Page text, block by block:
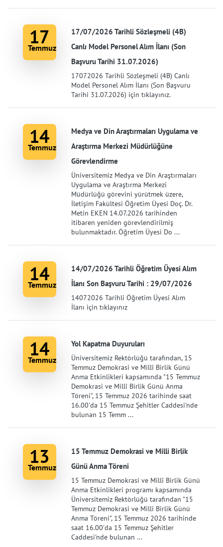
17
Temmuz
17/07/2026 Tarihli Sözleşmeli (4B)
Canlı Model Personel Alım İlanı (Son
Başvuru Tarihi 31.07.2026)
17072026 Tarihli Sözleşmeli (4B) Canlı
Model Personel Alım İlanı (Son Başvuru
Tarihi 31.07.2026) için tıklayınız.
14
Temmuz
Medya ve Din Araştırmaları Uygulama ve
Araştırma Merkezi Müdürlüğüne
Görevlendirme
Üniversitemiz Medya ve Din Araştırmaları
Uygulama ve Araştırma Merkezi
Müdürlüğü görevini yürütmek üzere,
İletişim Fakültesi Öğretim Üyesi Doç. Dr.
Metin EKEN 14.07.2026 tarihinden
itibaren yeniden görevlendirilmiş
bulunmaktadır. Öğretim Üyesi Do ...
14
Temmuz
14/07/2026 Tarihli Öğretim Üyesi Alım
İlanı Son Başvuru Tarihi : 29/07/2026
14072026 Tarihli Öğretim Üyesi Alım
İlanı için tıklayınız
14
Temmuz
Yol Kapatma Duyuruları
Üniversitemiz Rektörlüğü tarafından, 15
Temmuz Demokrasi ve Millî Birlik Günü
Anma Etkinlikleri kapsamında "15 Temmuz
Demokrasi ve Millî Birlik Günü Anma
Töreni", 15 Temmuz 2026 tarihinde saat
16.00'da 15 Temmuz Şehitler Caddesi'nde
bulunan 15 Temm ...
13
Temmuz
15 Temmuz Demokrasi ve Milli Birlik
Günü Anma Töreni
15 Temmuz Demokrasi ve Millî Birlik Günü
Anma Etkinlikleri programı kapsamında
Üniversitemiz Rektörlüğü tarafından "15
Temmuz Demokrasi ve Millî Birlik Günü
Anma Töreni", 15 Temmuz 2026 tarihinde
saat 16.00'da 15 Temmuz Şehitler
Caddesi'nde bulunan ...